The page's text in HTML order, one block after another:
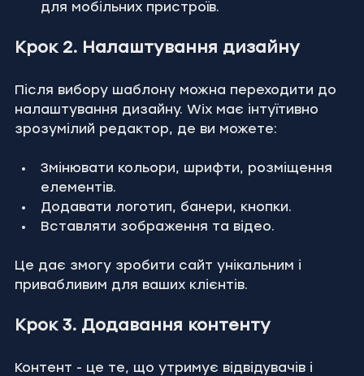
для мобільних пристроїв.
Крок 2. Налаштування дизайну
Після вибору шаблону можна переходити до
налаштування дизайну. Wix має інтуїтивно
зрозумілий редактор, де ви можете:
Змінювати кольори, шрифти, розміщення
елементів.
Додавати логотип, банери, кнопки.
Вставляти зображення та відео.
Це дає змогу зробити сайт унікальним і
привабливим для ваших клієнтів.
Крок 3. Додавання контенту
Контент - це те, що утримує відвідувачів і